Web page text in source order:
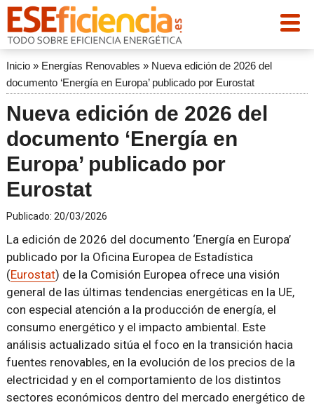
Inicio» Energías Renovables » Nueva edición de 2026 del
documento ‘Energía en Europa’ publicado por Eurostat
Nueva edición de 2026 del
documento ‘Energía en
Europa’ publicado por
Eurostat
Publicado: 20/03/2026
La edición de 2026 del documento ‘Energía en Europa’
publicado por la Oficina Europea de Estadística
(Eurostat) de la Comisión Europea ofrece una visión
general de las últimas tendencias energéticas en la UE,
con especial atención a la producción de energía, el
consumo energético y el impacto ambiental. Este
análisis actualizado sitúa el foco en la transición hacia
fuentes renovables, en la evolución de los precios de la
electricidad y en el comportamiento de los distintos
sectores económicos dentro del mercado energético de